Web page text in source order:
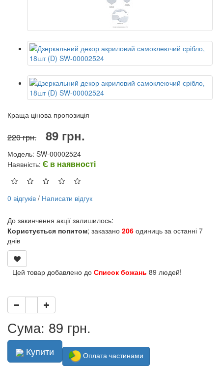
Краща цінова пропозиція
220 грн. 89 грн.
Модель: SW-00002524
Наявність: Є в наявності
0 відгуків / Написати відгук
До закинчення акції залишилось:
Користується попитом; заказано 206 одиниць за останні 7
днів
Цей товар добавлено до Список божань 89 людей!
Сума: 89 грн.
Купити Оплата частинами